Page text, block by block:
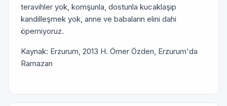
teravihler yok, komşunla, dostunla kucaklaşıp
kandilleşmek yok, anne ve babaların elini dahi
öpemiyoruz.
Kaynak: Erzurum, 2013 H. Ömer Özden, Erzurum'da
Ramazan